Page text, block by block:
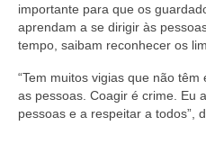
importante para que os
aprendam a se dirigir às
tempo, saibam reconhecer os
“Tem muitos vigias que não
as pessoas. Coagir é crime. Eu
pessoas e a respeitar a todos”,